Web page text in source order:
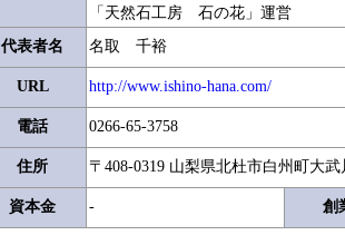
「天然石工房 石の花」運営
代表者名
名取 千裕
URL http://www.ishino-hana.com/
電話 0266-65-3758
住所 〒408-0319 山梨県北杜市白州町大武
資本金 - 創